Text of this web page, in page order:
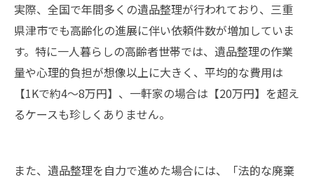
実際、全国で年間多くの遺品整理が行われており、三重
県津市でも高齢化の進展に伴い依頼件数が増加していま
す。特に一人暮らしの高齢者世帯では、遺品整理の作業
量や心理的負担が想像以上に大きく、平均的な費用は
【1Kで約4～8万円】、一軒家の場合は【20万円】を超え
るケースも珍しくありません。
また、遺品整理を自力で進めた場合には、「法的な廃棄